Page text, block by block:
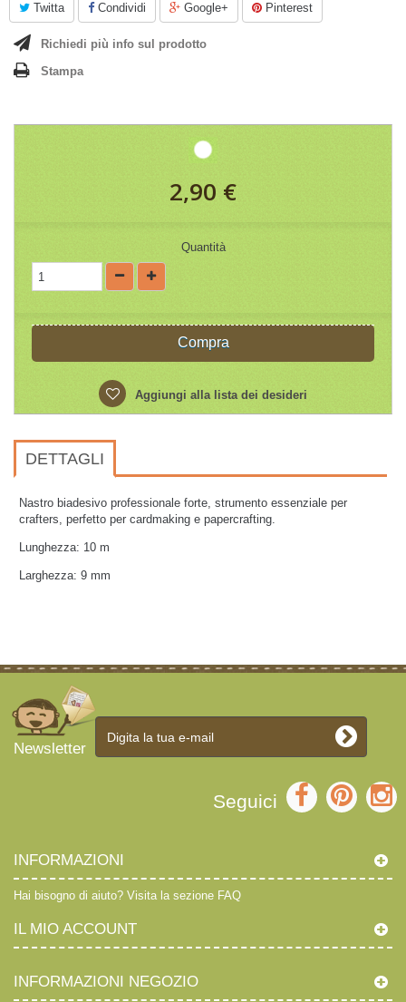
Twitta Condividi Google+ Pinterest
Richiedi più info sul prodotto
Stampa
2,90 €
Quantità
Compra
Aggiungi alla lista dei desideri
DETTAGLI
Nastro biadesivo professionale forte, strumento essenziale per
crafters, perfetto per cardmaking e papercrafting.
Lunghezza: 10 m
Larghezza: 9 mm
Newsletter
Seguici
INFORMAZIONI
Hai bisogno di aiuto? Visita la sezione FAQ
IL MIO ACCOUNT
INFORMAZIONI NEGOZIO